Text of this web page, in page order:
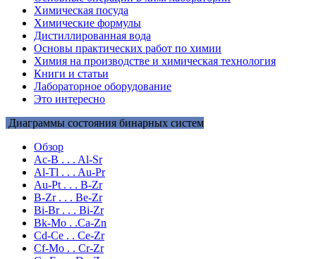
Химическая посуда
Химические формулы
Дистиллированная вода
Основы практических работ по химии
Химия на производстве и химическая технология
Книги и статьи
Лабораторное оборудование
Это интересно
Диаграммы состояния бинарных систем
Обзор
Ac-B . . . Al-Sr
Al-Tl . . . Au-Pr
Au-Pt . . . B-Zr
B-Zr . . . Be-Zr
Bi-Br . . . Bi-Zr
Bk-Mo . .Ca-Zn
Cd-Ce . . Ce-Zr
Cf-Mo . . Cr-Zr